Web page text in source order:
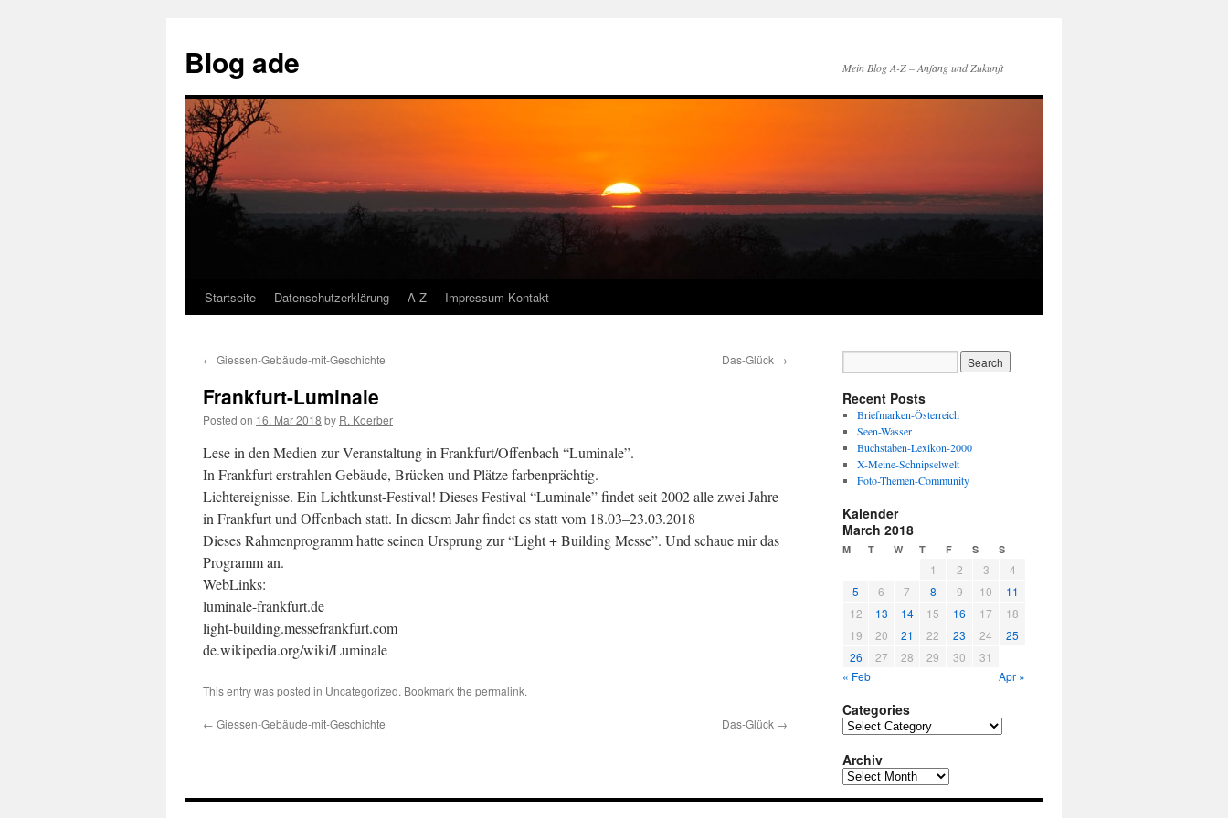
content
Blog ade Mein Blog A-Z – Anfang und Zukunft
Startseite Datenschutzerklärung A-Z Impressum-Kontakt
← Giessen-Gebäude-mit-Geschichte Das-Glück →
Frankfurt-Luminale
Posted on 16. Mar 2018 by R. Koerber
Lese in den Medien zur Veranstaltung in Frankfurt/Offenbach “Luminale”.
In Frankfurt erstrahlen Gebäude, Brücken und Plätze farbenprächtig.
Lichtereignisse. Ein Lichtkunst-Festival! Dieses Festival “Luminale” findet seit 2002 alle zwei Jahre
in Frankfurt und Offenbach statt. In diesem Jahr findet es statt vom 18.03–23.03.2018
Dieses Rahmenprogramm hatte seinen Ursprung zur “Light + Building Messe”. Und schaue mir das
Programm an.
WebLinks:
luminale-frankfurt.de
light-building.messefrankfurt.com
de.wikipedia.org/wiki/Luminale
This entry was posted in Uncategorized. Bookmark the permalink.
← Giessen-Gebäude-mit-Geschichte Das-Glück →
Recent Posts
Briefmarken-Österreich
Seen-Wasser
Buchstaben-Lexikon-2000
X-Meine-Schnipselwelt
Foto-Themen-Community
Kalender
March 2018
M T W T F S S
1 2 3
4
5
6 7 8 9 10
11
12
13 14 15 16 17
18
19
20 21 22 23 24
25
26
27 28 29 30
31
« Feb
Apr »
Categories
C
tArchiv
A